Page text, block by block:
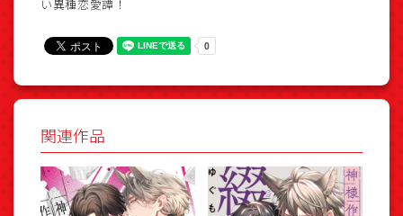
い異種恋愛譚！
関連作品